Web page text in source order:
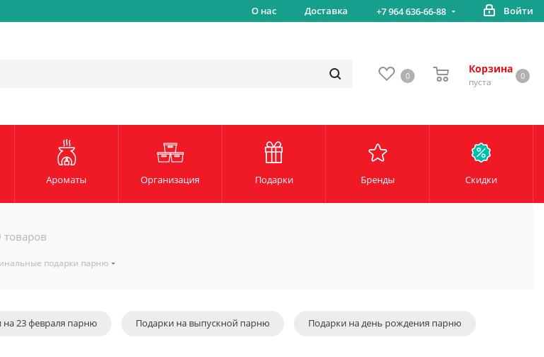
О нас Доставка +7 964 636-66-88 Войти
0
Корзина
пуста
0
Ароматы Организация Подарки Бренды Скидки
товаров
подарки парню
на 23 февраля парню Подарки на выпускной парню Подарки на день рождения парню